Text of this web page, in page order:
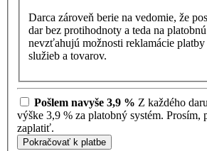
Darca zároveň berie na vedomie, že
dar bez protihodnoty a teda na
nevzťahujú možnosti reklamácie
služieb a tovarov.
Pošlem navyše 3,9 % Z každého
výške 3,9 % za platobný systém. Prosím,
zaplatiť.
Pokračovať k platbe